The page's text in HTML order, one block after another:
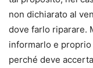
non dichiarato al
dove farlo riparare.
informarlo e
perché deve